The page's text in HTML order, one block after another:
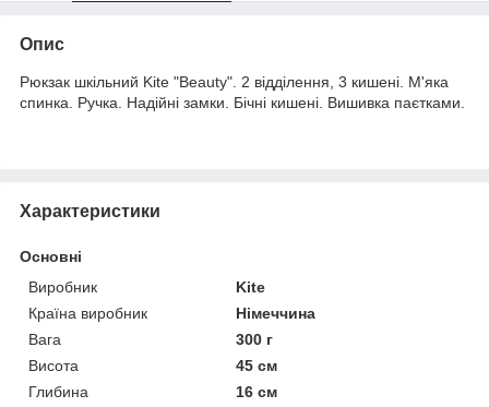
Опис
Рюкзак шкільний Kite "Beauty". 2 відділення, 3 кишені. М'яка
спинка. Ручка. Надійні замки. Бічні кишені. Вишивка паєтками.
Характеристики
Основні
Виробник
Kite
Країна виробник
Німеччина
Вага
300 г
Висота
45 см
Глибина
16 см